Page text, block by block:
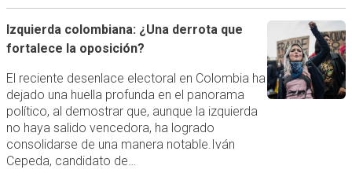
Izquierda colombiana: ¿Una derrota que
fortalece la oposición?
El reciente desenlace electoral en Colombia ha
dejado una huella profunda en el panorama
político, al demostrar que, aunque la izquierda
no haya salido vencedora, ha logrado
consolidarse de una manera notable.Iván
Cepeda, candidato de…